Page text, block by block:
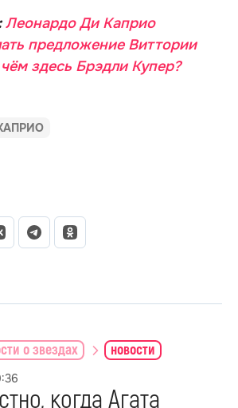
Леонардо Ди Каприо
предложение Виттории
здесь Брэдли Купер?
о звездах новости
когда Агата